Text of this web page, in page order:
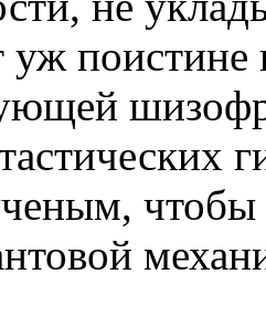
поистине
чтобы